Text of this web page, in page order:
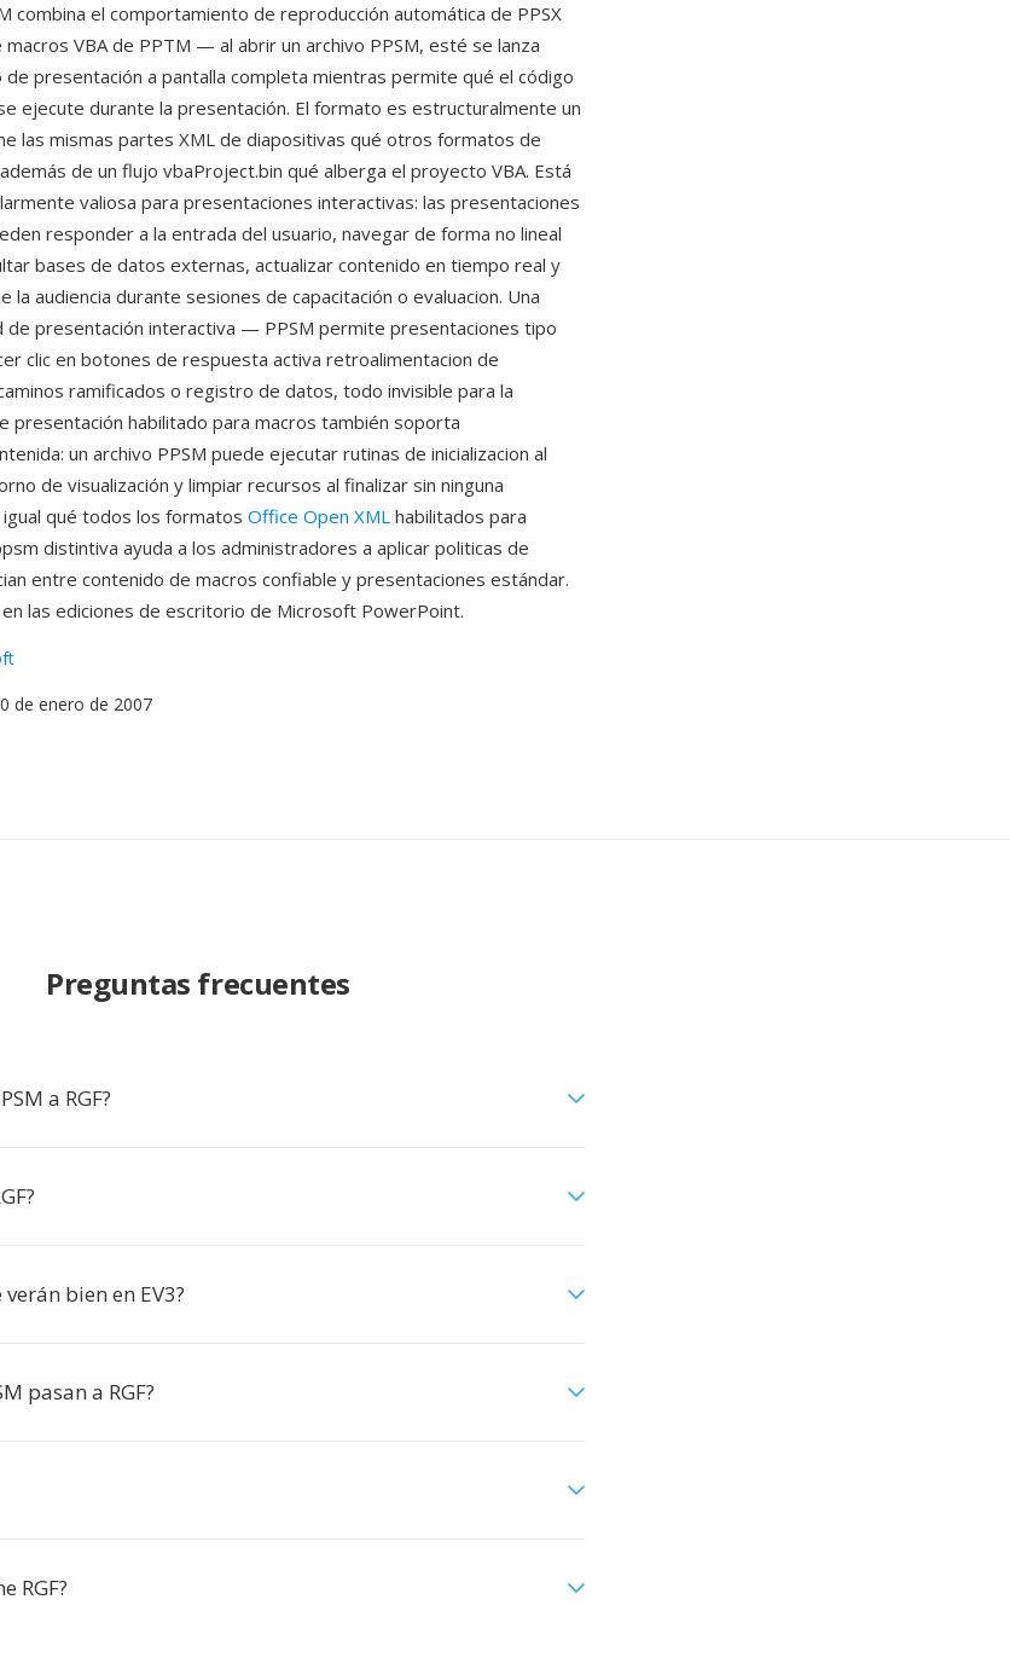
combina el comportamiento de reproducción automática de PPSX
macros VBA de PPTM — al abrir un archivo PPSM, esté se lanza
presentación a pantalla completa mientras permite qué el código
ejecute durante la presentación. El formato es estructuralmente un
las mismas partes XML de diapositivas qué otros formatos de
de un flujo vbaProject.bin qué alberga el proyecto VBA. Está
valiosa para presentaciones interactivas: las presentaciones
responder a la entrada del usuario, navegar de forma no lineal
bases de datos externas, actualizar contenido en tiempo real y
audiencia durante sesiones de capacitación o evaluacion. Una
de presentación interactiva — PPSM permite presentaciones tipo
clic en botones de respuesta activa retroalimentacion de
ramificados o registro de datos, todo invisible para la
presentación habilitado para macros también soporta
un archivo PPSM puede ejecutar rutinas de inicializacion al
de visualización y limpiar recursos al finalizar sin ninguna
igual qué todos los formatos Office Open XML habilitados para
distintiva ayuda a los administradores a aplicar politicas de
entre contenido de macros confiable y presentaciones estándar.
las ediciones de escritorio de Microsoft PowerPoint.
de enero de 2007
Preguntas frecuentes
a RGF?
bien en EV3?
pasan a RGF?
RGF?